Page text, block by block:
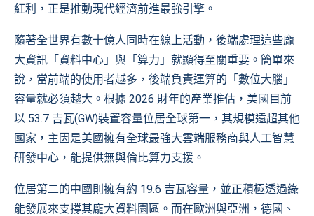
紅利，正是推動現代經濟前進最強引擎。
隨著全世界有數十億人同時在線上活動，後端處理這些龐
大資訊「資料中心」與「算力」就顯得至關重要。簡單來
說，當前端的使用者越多，後端負責運算的「數位大腦」
容量就必須越大。根據 2026 財年的產業推估，美國目前
以 53.7 吉瓦(GW)裝置容量位居全球第一，其規模遠超其他
國家，主因是美國擁有全球最強大雲端服務商與人工智慧
研發中心，能提供無與倫比算力支援。
位居第二的中國則擁有約 19.6 吉瓦容量，並正積極透過綠
能發展來支撐其龐大資料園區。而在歐洲與亞洲，德國、